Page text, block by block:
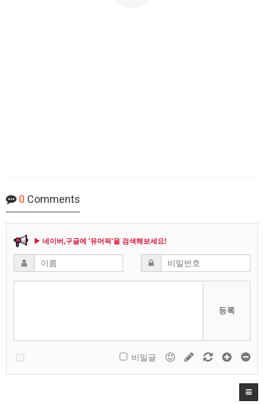
0 Comments
▶ 네이버,구글에 '유머픽'을 검색해보세요!
등록
비밀글